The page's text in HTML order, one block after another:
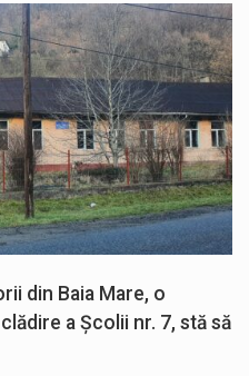
din Baia Mare, o
a Școlii nr. 7, stă să